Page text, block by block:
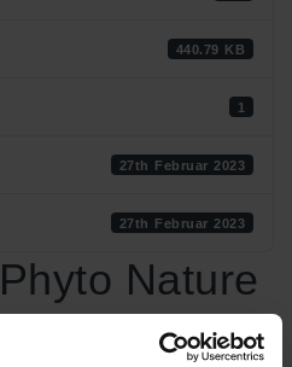
440.79 KB
1
27th Februar 2023
27th Februar 2023
Nature